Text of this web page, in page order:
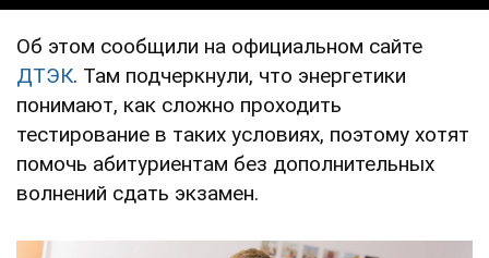
Об этом сообщили на официальном сайте
ДТЭК. Там подчеркнули, что энергетики
понимают, как сложно проходить
тестирование в таких условиях, поэтому хотят
помочь абитуриентам без дополнительных
волнений сдать экзамен.